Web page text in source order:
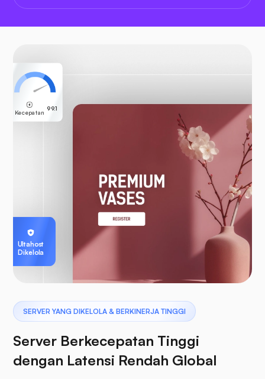
SERVER YANG DIKELOLA & BERKINERJA TINGGI
Server Berkecepatan Tinggi
dengan Latensi Rendah Global
Kecepatan
99.1
Ultahost
Dikelola